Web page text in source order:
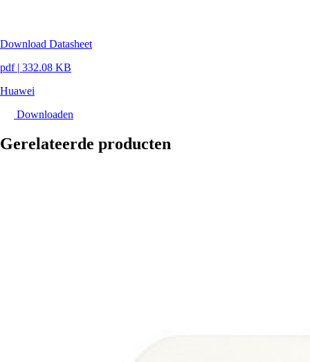
Download Datasheet
pdf | 332.08 KB
Huawei
Downloaden
Gerelateerde producten